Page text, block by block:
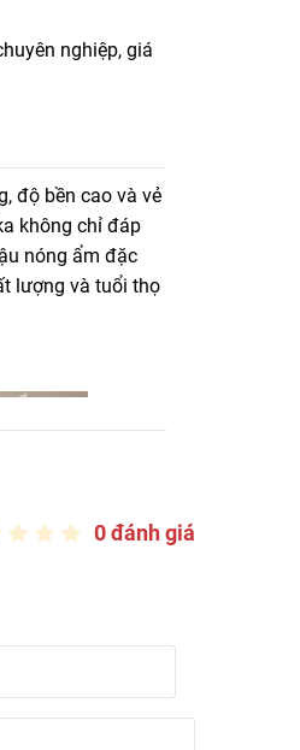
nghiệp, giá
giá cạnh tranh tại
độ bền cao và vẻ
không chỉ đáp
nóng ẩm đặc
lượng và tuổi thọ
0 đánh giá